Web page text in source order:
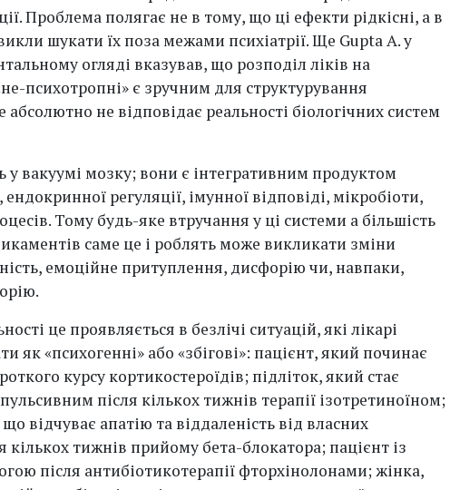
Проблема полягає не в тому, що ці ефекти рідкісні, а в
шукати їх поза межами психіатрії. Ще Gupta A. у
огляді вказував, що розподіл ліків на
психотропні» є зручним для структурування
абсолютно не відповідає реальності біологічних систем
у вакуумі мозку; вони є інтегративним продуктом
регуляції, імунної відповіді, мікробіоти,
Тому будь-яке втручання у ці системи а більшість
саме це і роблять може викликати зміни
емоційне притуплення, дисфорію чи, навпаки,
це проявляється в безлічі ситуацій, які лікарі
як «психогенні» або «збігові»: пацієнт, який починає
курсу кортикостероїдів; підліток, який стає
після кількох тижнів терапії ізотретиноїном;
відчуває апатію та віддаленість від власних
кількох тижнів прийому бета-блокатора; пацієнт із
після антибіотикотерапії фторхінолонами; жінка,